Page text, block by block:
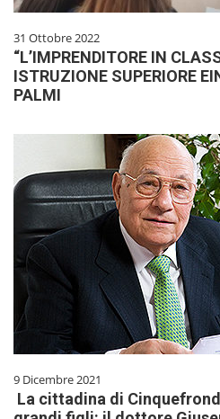
31 Ottobre 2022
“L’IMPRENDITORE IN
ISTRUZIONE SUPERIORE
PALMI
9 Dicembre 2021
La cittadina di